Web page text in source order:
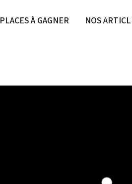
PLACES À GAGNER NOS